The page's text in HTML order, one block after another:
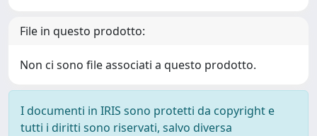
File in questo prodotto:
Non ci sono file associati a questo prodotto.
I documenti in IRIS sono protetti da copyright e
tutti i diritti sono riservati, salvo diversa